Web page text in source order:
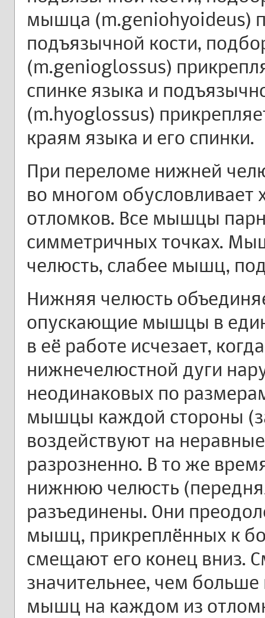
мышца (m.geniohyoideus)
подъязычной кости,
(m.genioglossus)
спинке языка и
(m.hyoglossus)
краям языка и его спинки.
При переломе нижней
во многом обусловливает
отломков. Все мышцы
симметричных точках.
челюсть, слабее мышц,
Нижняя челюсть
опускающие мышцы в
в её работе исчезает,
нижнечелюстной дуги
неодинаковых по
мышцы каждой стороны
воздействуют на
разрозненно. В то же
нижнюю челюсть
разъединены. Они
мышц, прикреплённых к
смещают его конец вниз.
значительнее, чем
мышц на каждом из